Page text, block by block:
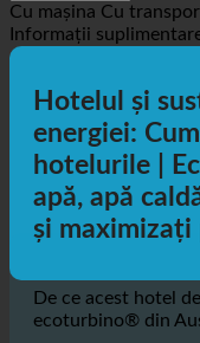
Cu mașina Cu
Informații
Hotelul și
energiei:
hotelurile |
apă, apă
și
De ce acest hotel
ecoturbino® din